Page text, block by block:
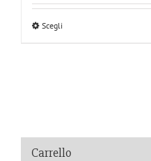
Scegli
Carrello